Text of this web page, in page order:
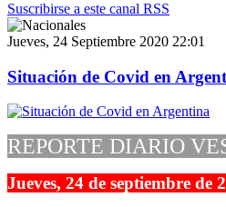
Suscribirse a este canal RSS
Jueves, 24 Septiembre 2020 22:01
Situación de Covid en
REPORTE DIARIO
Jueves, 24 de septiembre de